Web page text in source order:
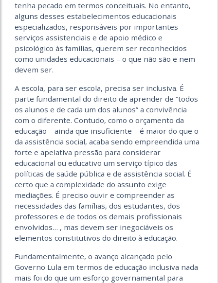
tenha pecado em termos conceituais. No entanto,
alguns desses estabelecimentos educacionais
especializados, responsáveis por importantes
serviços assistenciais e de apoio médico e
psicológico às famílias, querem ser reconhecidos
como unidades educacionais – o que não são e nem
devem ser.
A escola, para ser escola, precisa ser inclusiva. É
parte fundamental do direito de aprender de “todos
os alunos e de cada um dos alunos” a convivência
com o diferente. Contudo, como o orçamento da
educação – ainda que insuficiente – é maior do que o
da assistência social, acaba sendo empreendida uma
forte e apelativa pressão para considerar
educacional ou educativo um serviço típico das
políticas de saúde pública e de assistência social. É
certo que a complexidade do assunto exige
mediações. É preciso ouvir e compreender as
necessidades das famílias, dos estudantes, dos
professores e de todos os demais profissionais
envolvidos… , mas devem ser inegociáveis os
elementos constitutivos do direito à educação.
Fundamentalmente, o avanço alcançado pelo
Governo Lula em termos de educação inclusiva nada
mais foi do que um esforço governamental para